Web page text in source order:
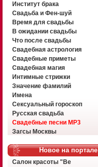
Институт брака
Свадьба и Фен-шуй
Время для свадьбы
В ожидании свадьбы
Что после свадьбы
Свадебная астрология
Свадебные приметы
Свадебная магия
Интимные стрижки
Значение фамилий
Имена
Сексуальный гороскоп
Русская свадьба
Свадебные песни MP3
Загсы Москвы
Новое на портале
Салон красоты "Ве